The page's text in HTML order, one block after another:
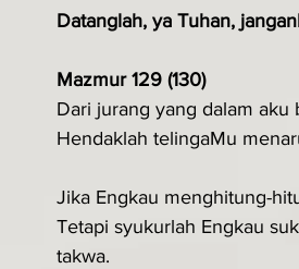
Datanglah, ya Tuhan,
Mazmur 129 (130)
Dari jurang yang dalam aku
Hendaklah telingaMu
Jika Engkau menghitung-
Tetapi syukurlah Engkau
takwa.